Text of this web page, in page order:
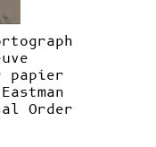
papier
Order